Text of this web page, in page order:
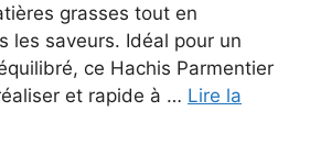
grasses tout en
les saveurs. Idéal pour un
ce Hachis Parmentier
et rapide à … Lire la